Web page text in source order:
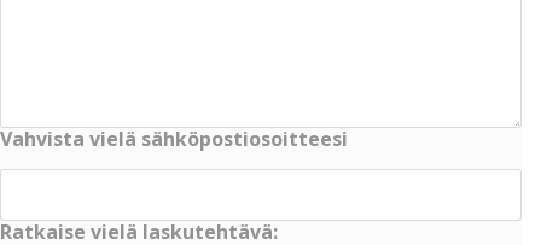
Vahvista vielä sähköpostiosoitteesi
Ratkaise vielä laskutehtävä: